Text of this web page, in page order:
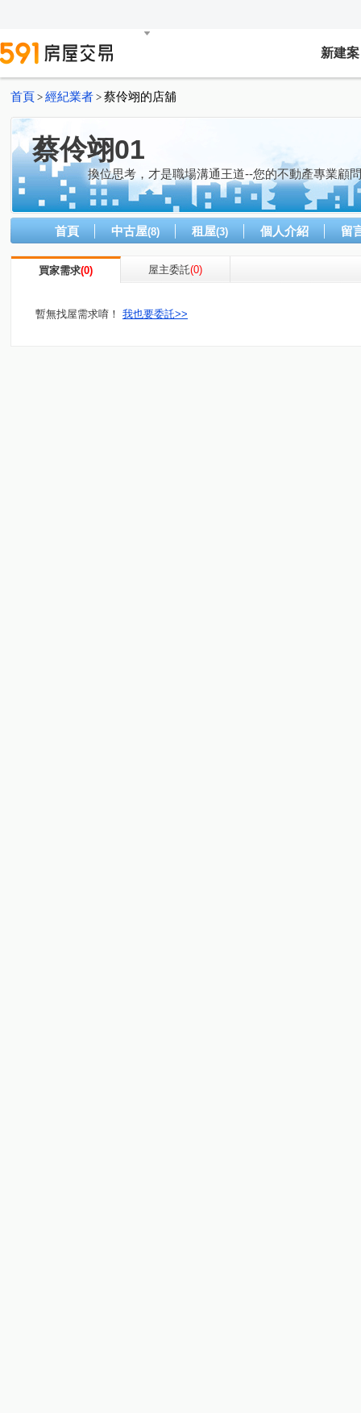
新建案
首頁 > 經紀業者 > 蔡伶翊的店舖
蔡伶翊01
換位思考，才是職場溝通王道--您的不動產專業顧問
首頁 中古屋(8) 租屋(3) 個人介紹 留
買家需求(0) 屋主委託(0)
暫無找屋需求唷！ 我也要委託>>